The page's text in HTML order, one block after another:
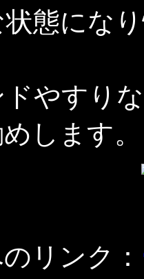
態にな
やすり
します。
リンク：